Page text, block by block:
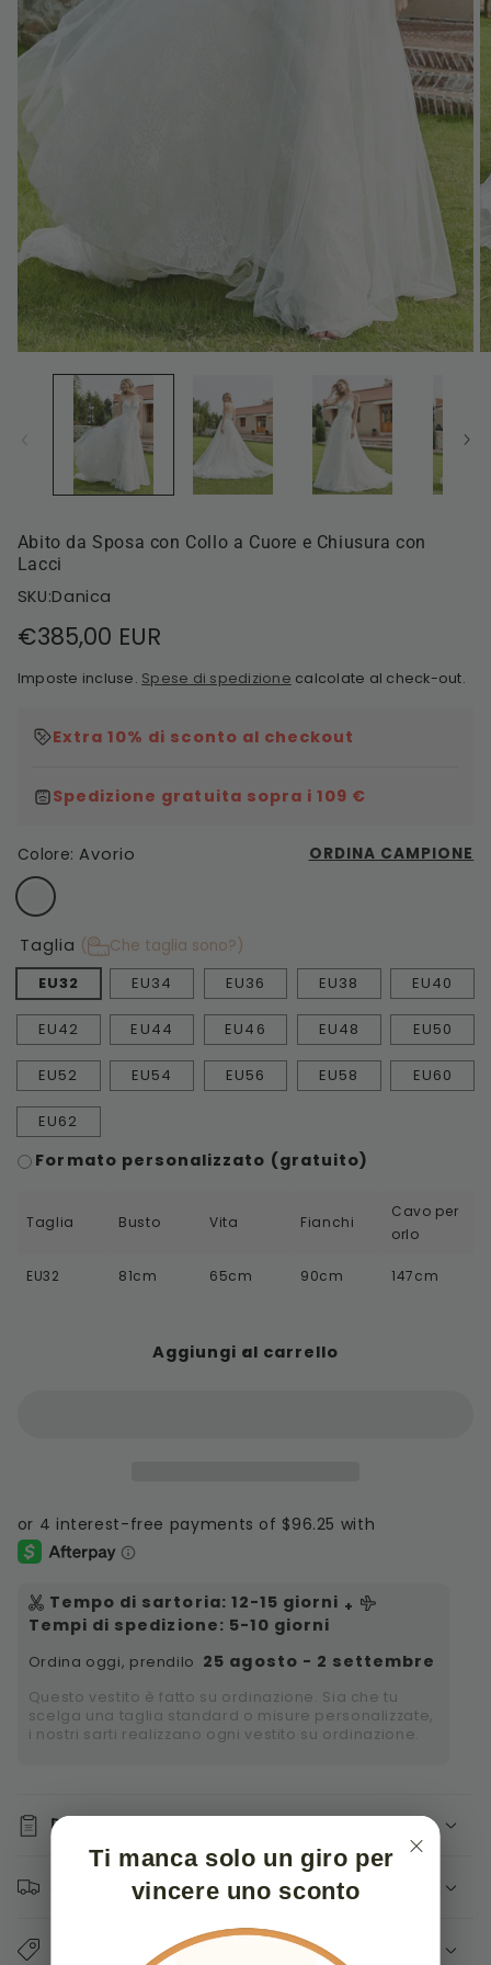
Ti manca solo un giro per
vincere uno sconto
Abito da Sposa con Collo a Cuore e Chiusura con
Lacci
SKU:Danica
Prezzo
di
€385,00 EUR
Imposte incluse. Spese di spedizione calcolate al check-out.
Extra 10% di sconto al checkout
Spedizione gratuita sopra i 109 €
Colore:Avorio ORDINA CAMPIONE
Taglia (
Che taglia sono?)
EU32
EU34 EU36 EU38 EU40
EU42 EU44 EU46 EU48 EU50
EU52 EU54 EU56 EU58 EU60
EU62
Formato personalizzato (gratuito)
Taglia Busto Vita Fianchi
Cavo per
orlo
EU32 81cm 65cm 90cm 147cm
Aggiungi al carrello
Tempo di sartoria: 12-15 giorni +
Tempi di spedizione: 5-10 giorni
Ordina oggi, prendilo 25 agosto - 2 settembre
Questo vestito è fatto su ordinazione. Sia che tu
scelga una taglia standard o misure personalizzate,
i nostri sarti realizzano ogni vestito su ordinazione.
DESCRIZIONE
SPEDIZIONE RAPIDA
PAGAMENTO SICURO